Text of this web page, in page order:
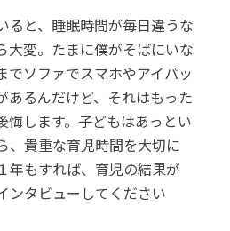
ると、睡眠時間が毎日違うな
大変。たまに僕がそばにいな
でソファでスマホやアイパッ
あるんだけど、それはもった
悔します。子どもはあっとい
、貴重な育児時間を大切に
年もすれば、育児の結果が
ンタビューしてください